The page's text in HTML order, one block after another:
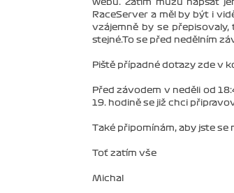
webu. Zatím můžu napsat
RaceServer a měl by být i
vzájemně by se přepisovaly,
stejné.To se před nedělním
Piště případné dotazy zde v
Před závodem v neděli od
19. hodině se již chci
Také připomínám, aby jste
Toť zatím vše
Michal